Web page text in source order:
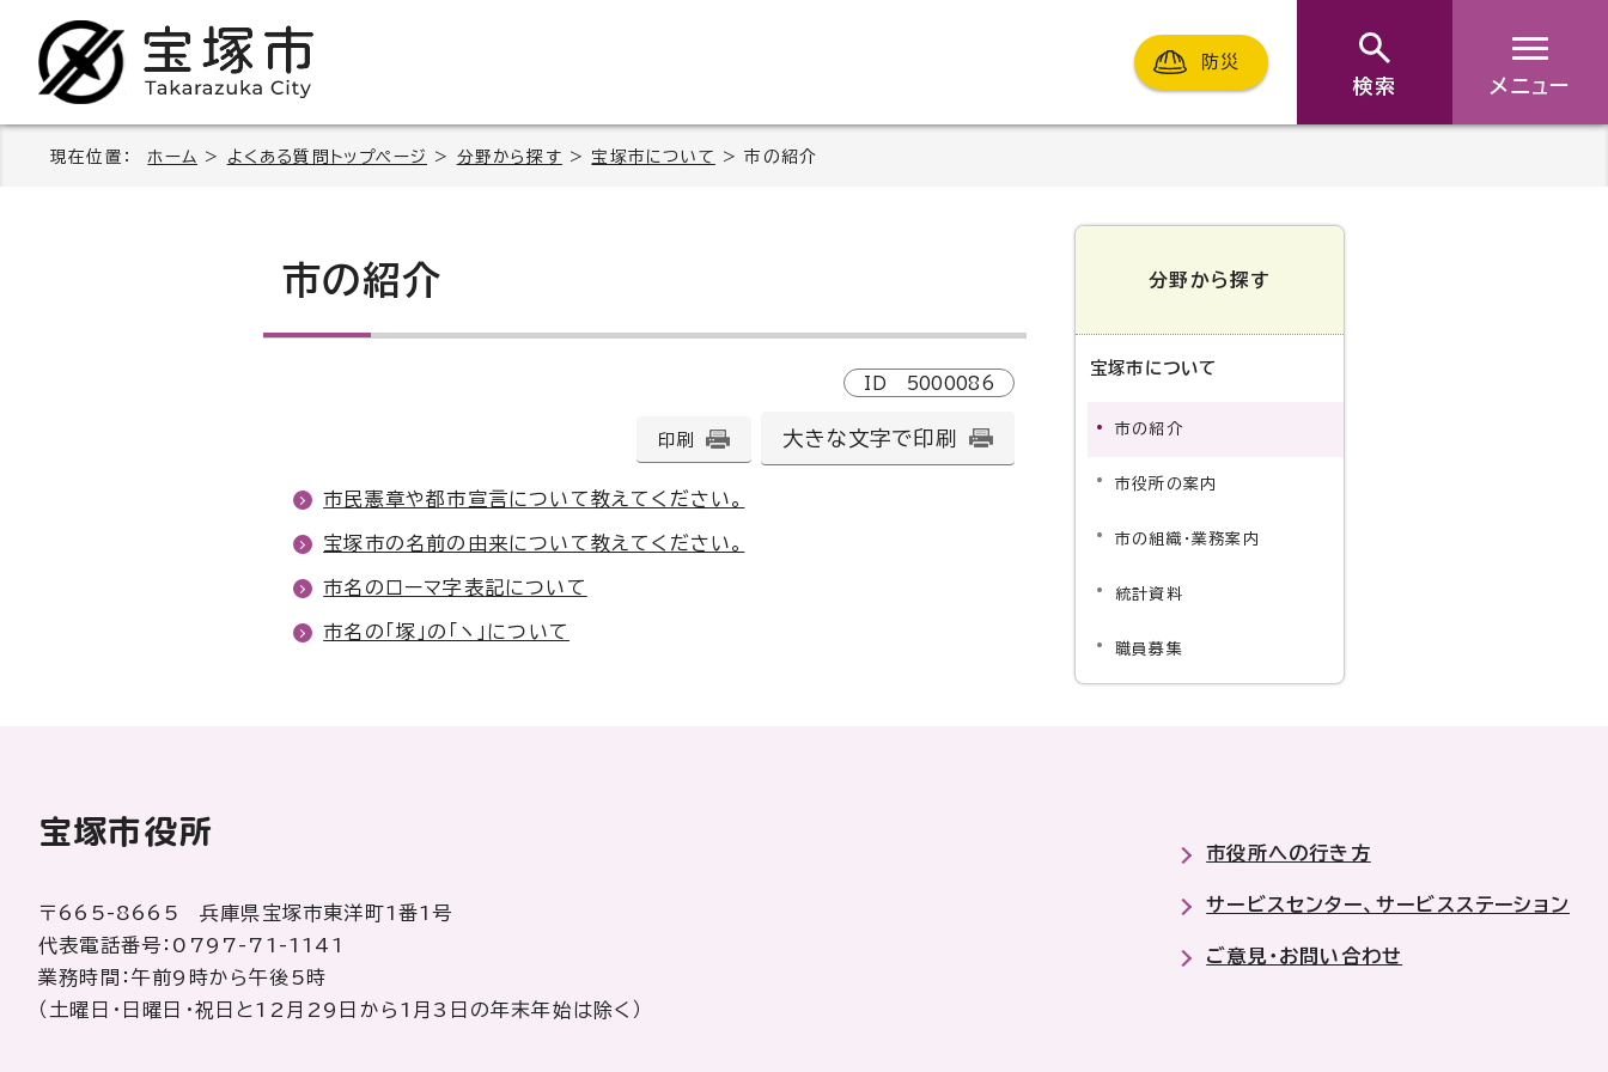
防災
検索 メニュー
現在位置： ホーム > よくある質問トップページ > 分野から探す > 宝塚市について > 市の紹介
市の紹介
ID 5000086
印刷 大きな文字で印刷
市民憲章や都市宣言について教えてください。
宝塚市の名前の由来について教えてください。
市名のローマ字表記について
市名の「塚」の「ヽ」について
分野から探す
宝塚市について
市の紹介
市役所の案内
市の組織・業務案内
統計資料
職員募集
宝塚市役所
〒665-8665 兵庫県宝塚市東洋町1番1号
代表電話番号：0797-71-1141
業務時間：午前9時から午後5時
（土曜日・日曜日・祝日と12月29日から1月3日の年末年始は除く）
市役所への行き方
サービスセンター、サービスステーション
ご意見・お問い合わせ